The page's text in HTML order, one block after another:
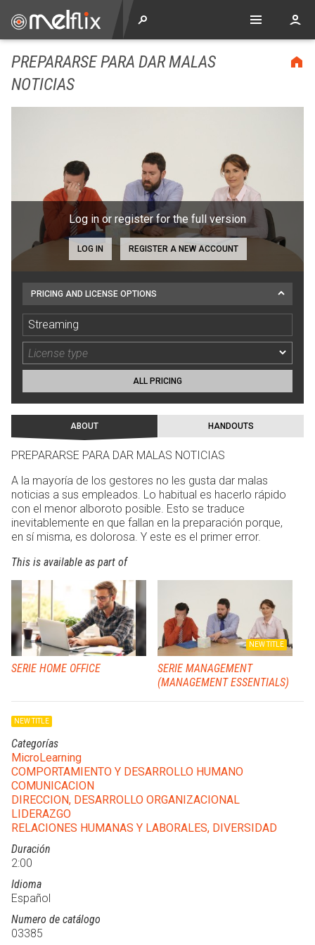
PREPARARSE PARA DAR MALAS
NOTICIAS
Log in or register for the full version
LOG IN REGISTER A NEW ACCOUNT
PRICING AND LICENSE OPTIONS
Streaming
ALL PRICING
ABOUT HANDOUTS
PREPARARSE PARA DAR MALAS NOTICIAS
A la mayoría de los gestores no les gusta dar malas
noticias a sus empleados. Lo habitual es hacerlo rápido
con el menor alboroto posible. Esto se traduce
inevitablemente en que fallan en la preparación porque,
en sí misma, es dolorosa. Y este es el primer error.
This is available as part of
SERIE HOME OFFICE
SERIE MANAGEMENT
(MANAGEMENT ESSENTIALS)
NEW TITLE
NEW TITLE
Categorías
MicroLearning
COMPORTAMIENTO Y DESARROLLO HUMANO
COMUNICACION
DIRECCION, DESARROLLO ORGANIZACIONAL
LIDERAZGO
RELACIONES HUMANAS Y LABORALES, DIVERSIDAD
Duración
2:00
Idioma
Español
Numero de catálogo
03385